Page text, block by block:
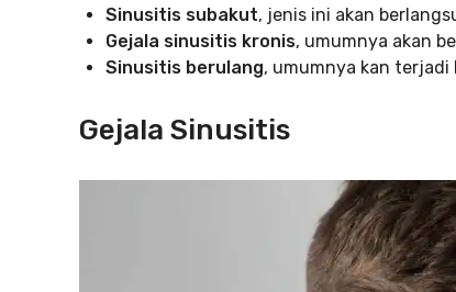
Sinusitis subakut, jenis ini akan
Gejala sinusitis kronis, umumnya akan
Sinusitis berulang, umumnya kan terjadi
Gejala Sinusitis